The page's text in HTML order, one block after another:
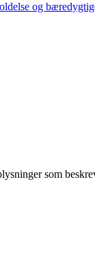
og
som